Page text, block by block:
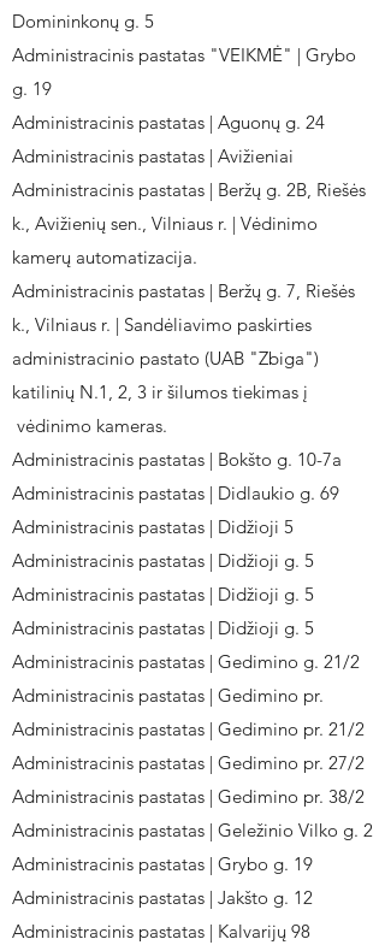
Domininkonų g. 5
Administracinis pastatas "VEIKMĖ" | Grybo
g. 19
Administracinis pastatas | Aguonų g. 24
Administracinis pastatas | Avižieniai
Administracinis pastatas | Beržų g. 2B, Riešės
k., Avižienių sen., Vilniaus r. | Vėdinimo
kamerų automatizacija.
Administracinis pastatas | Beržų g. 7, Riešės
k., Vilniaus r. | Sandėliavimo paskirties
administracinio pastato (UAB "Zbiga")
katilinių N.1, 2, 3 ir šilumos tiekimas į
vėdinimo kameras.
Administracinis pastatas | Bokšto g. 10-7a
Administracinis pastatas | Didlaukio g. 69
Administracinis pastatas | Didžioji 5
Administracinis pastatas | Didžioji g. 5
Administracinis pastatas | Didžioji g. 5
Administracinis pastatas | Didžioji g. 5
Administracinis pastatas | Gedimino g. 21/2
Administracinis pastatas | Gedimino pr.
Administracinis pastatas | Gedimino pr. 21/2
Administracinis pastatas | Gedimino pr. 27/2
Administracinis pastatas | Gedimino pr. 38/2
Administracinis pastatas | Geležinio Vilko g. 2
Administracinis pastatas | Grybo g. 19
Administracinis pastatas | Jakšto g. 12
Administracinis pastatas | Kalvarijų 98